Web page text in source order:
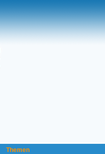
Themen